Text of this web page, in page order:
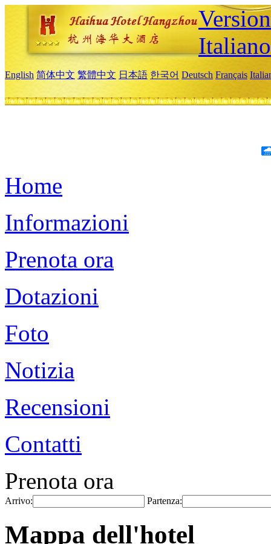
Italiano
English 简体中文 繁體中文 日本語 한국어 Deutsch Français
Home
Informazioni
Prenota ora
Dotazioni
Foto
Notizia
Recensioni
Contatti
Prenota ora
Arrivo: Partenza:
Mappa dell'hotel